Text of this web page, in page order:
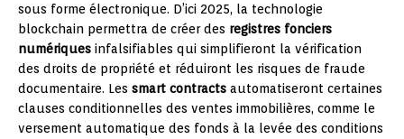
sous forme électronique. D’ici 2025, la technologie
blockchain permettra de créer des registres fonciers
numériques infalsifiables qui simplifieront la vérification
des droits de propriété et réduiront les risques de fraude
documentaire. Les smart contracts automatiseront certaines
clauses conditionnelles des ventes immobilières, comme le
versement automatique des fonds à la levée des conditions